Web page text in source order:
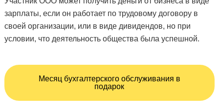
зарплаты, если он работает по трудовому договору в
своей организации, или в виде дивидендов, но при
условии, что деятельность общества была успешной.
Месяц бухгалтерского обслуживания в
подарок